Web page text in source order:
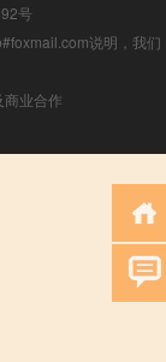
号
说明，我们
业合作